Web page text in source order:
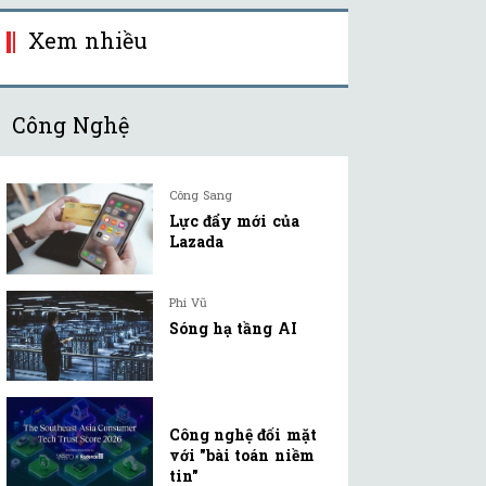
Xem nhiều
Công Nghệ
Công Sang
Lực đẩy mới của
Lazada
Phi Vũ
Sóng hạ tầng AI
Công nghệ đối mặt
với "bài toán niềm
tin"